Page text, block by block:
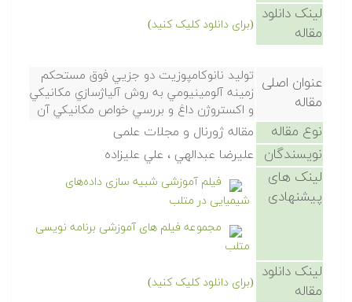
لینک دانلود
مقاله
(برای دانلود کلیک کنید)
عنوان اصلی
مقاله
توليد نانوكامپوزيت دو جزيي فوق مستحكم
زمينه آلومينيومي به روش آلياژسازي مكانيكي
و اكستروژن داغ و بررسي خواص مكانيكي آن
نوع مقاله مقاله ژورنال و مجلات علمی
نویسندگان عليرضا عبدالهي ، علي عليزاده
لینک های
پیشنهادی
فیلم آموزشی شبیه سازی داده‌های
شیمیایی در متلب
مجموعه فیلم های آموزشی برنامه نویسی
متلب
لینک دانلود
مقاله
(برای دانلود کلیک کنید)